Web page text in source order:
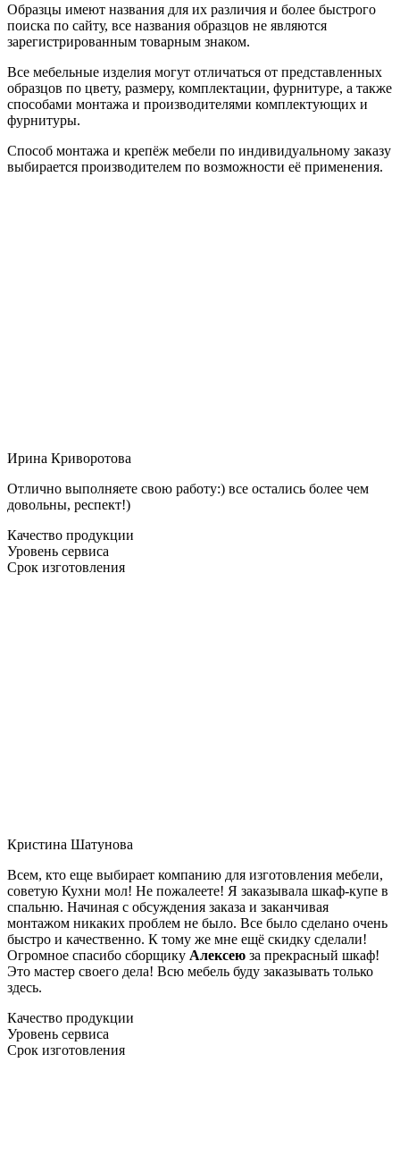
Образцы имеют названия для их различия и более быстрого
поиска по сайту, все названия образцов не являются
зарегистрированным товарным знаком.
Все мебельные изделия могут отличаться от представленных
образцов по цвету, размеру, комплектации, фурнитуре, а также
способами монтажа и производителями комплектующих и
фурнитуры.
Способ монтажа и крепёж мебели по индивидуальному заказу
выбирается производителем по возможности её применения.
Ирина Криворотова
Отлично выполняете свою работу:) все остались более чем
довольны, респект!)
Качество продукции
Уровень сервиса
Срок изготовления
Кристина Шатунова
Всем, кто еще выбирает компанию для изготовления мебели,
советую Кухни мол! Не пожалеете! Я заказывала шкаф-купе в
спальню. Начиная с обсуждения заказа и заканчивая
монтажом никаких проблем не было. Все было сделано очень
быстро и качественно. К тому же мне ещё скидку сделали!
Огромное спасибо сборщику Алексею за прекрасный шкаф!
Это мастер своего дела! Всю мебель буду заказывать только
здесь.
Качество продукции
Уровень сервиса
Срок изготовления